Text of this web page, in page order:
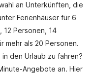
an Unterkünften, die
Ferienhäuser für 6
12 Personen, 14
mehr als 20 Personen.
den Urlaub zu fahren?
Angebote an. Hier